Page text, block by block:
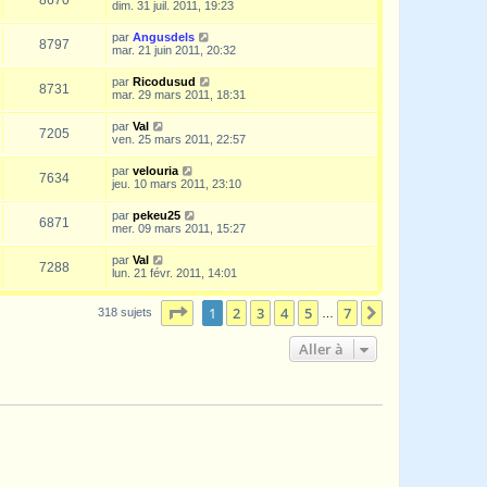
dim. 31 juil. 2011, 19:23
8797 par Angusdels
mar. 21 juin 2011, 20:32
8731 par Ricodusud
mar. 29 mars 2011, 18:31
7205 par Val
ven. 25 mars 2011, 22:57
7634 par velouria
jeu. 10 mars 2011, 23:10
6871 par pekeu25
mer. 09 mars 2011, 15:27
7288 par Val
lun. 21 févr. 2011, 14:01
318 sujets Page sur7
1 2 3 4 5 7
Aller à